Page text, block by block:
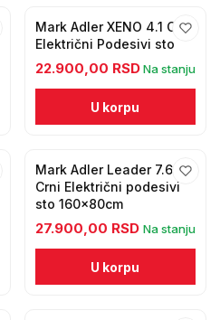
Mark Adler XENO 4.1 Crni
Električni Podesivi sto
22.900,00 RSD Na stanju
U korpu
Mark Adler Leader 7.6
Crni Električni podesivi
sto 160x80cm
27.900,00 RSD Na stanju
U korpu